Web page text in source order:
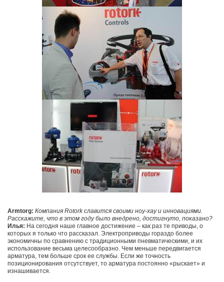
Armtorg: Компания Rotork славится своими ноу-хау и инновациями.
Расскажите, что в этом году было внедрено, достигнуто, показано?
Илья: На сегодня наше главное достижение – как раз те приводы, о
которых я только что рассказал. Электроприводы гораздо более
экономичны по сравнению с традиционными пневматическими, и их
использование весьма целесообразно. Чем меньше передвигается
арматура, тем больше срок ее службы. Если же точность
позиционирования отсутствует, то арматура постоянно «рыскает» и
изнашивается.